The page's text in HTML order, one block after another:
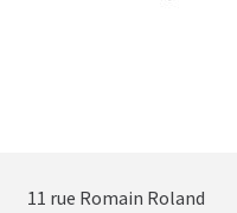
11 rue Romain Roland